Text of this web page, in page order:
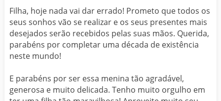
Filha, hoje nada vai dar errado! Prometo que todos os
seus sonhos vão se realizar e os seus presentes mais
desejados serão recebidos pelas suas mãos. Querida,
parabéns por completar uma década de existência
neste mundo!
E parabéns por ser essa menina tão agradável,
generosa e muito delicada. Tenho muito orgulho em